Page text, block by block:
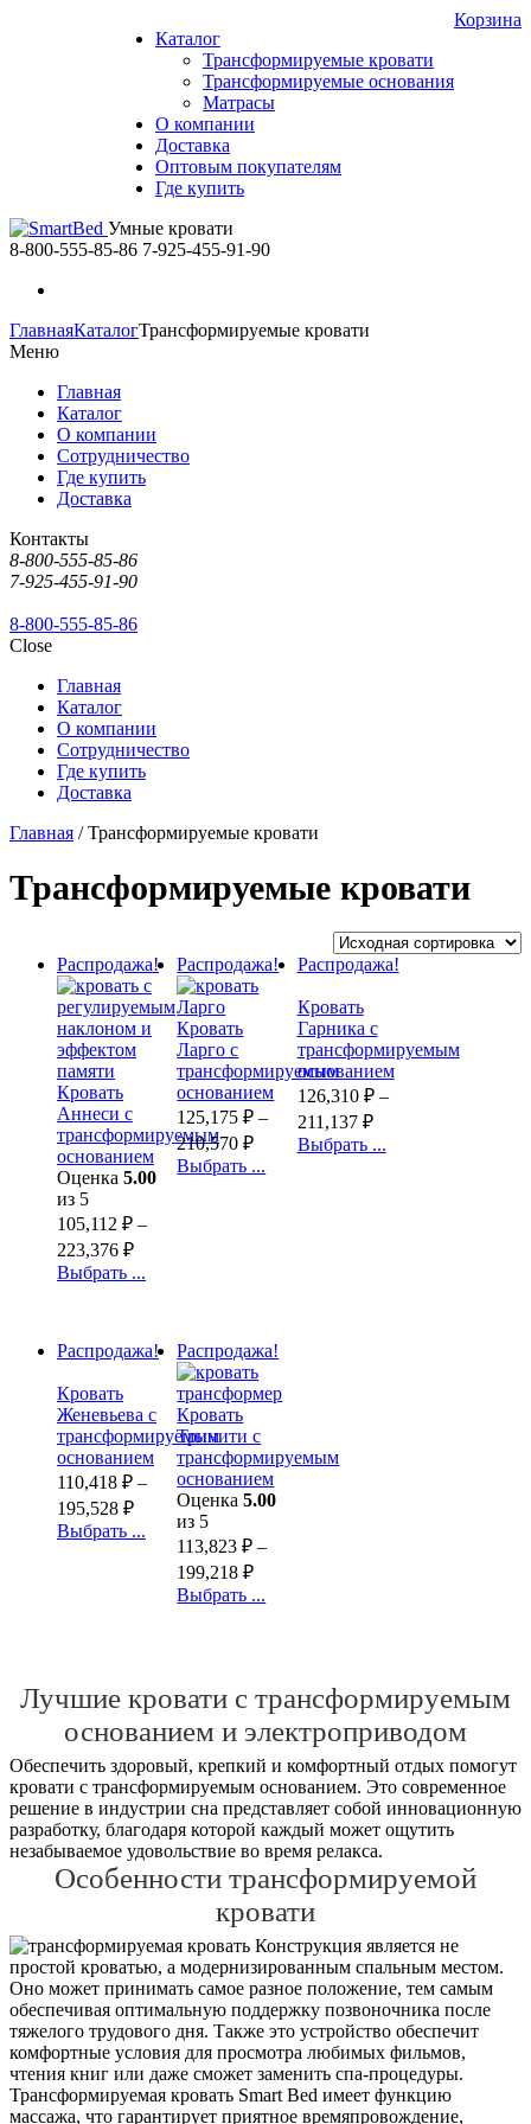
Каталог
Трансформируемые кровати
Трансформируемые основания
Матрасы
О компании
Доставка
Оптовым покупателям
Где купить
Корзина
Умные кровати
8-800-555-85-86 7-925-455-91-90
ГлавнаяКаталогТрансформируемые кровати
Меню
Главная
Каталог
О компании
Сотрудничество
Где купить
Доставка
Контакты
8-800-555-85-86
7-925-455-91-90
8-800-555-85-86
Close
Главная
Каталог
О компании
Сотрудничество
Где купить
Доставка
Главная / Трансформируемые кровати
Трансформируемые кровати
Распродажа!
Кровать
Аннеси с
трансформируемым
основанием
Оценка 5.00
из 5
105,112 ₽ –
223,376 ₽
Выбрать ...
Распродажа!
Кровать
Ларго с
трансформируемым
основанием
125,175₽ –
210,570₽
Выбрать ...
Распродажа!
Кровать
Гарника с
трансформируемым
основанием
126,310 ₽–
211,137 ₽
Выбрать ...
Распродажа!
Кровать
Женевьева с
трансформируемым
основанием
110,418 ₽ –
195,528 ₽
Выбрать ...
Распродажа!
Кровать
Тринити с
трансформируемым
основанием
Оценка5.00
из 5
113,823₽ –
199,218₽
Выбрать ...
Лучшие кровати с трансформируемым
основанием и электроприводом
Обеспечить здоровый, крепкий и комфортный отдых помогут
кровати с трансформируемым основанием. Это современное
решение в индустрии сна представляет собой инновационную
разработку, благодаря которой каждый может ощутить
незабываемое удовольствие во время релакса.
Особенности трансформируемой
кровати
Конструкция является не
простой кроватью, а модернизированным спальным местом.
Оно может принимать самое разное положение, тем самым
обеспечивая оптимальную поддержку позвоночника после
тяжелого трудового дня. Также это устройство обеспечит
комфортные условия для просмотра любимых фильмов,
чтения книг или даже сможет заменить спа-процедуры.
Трансформируемая кровать Smart Bed имеет функцию
массажа, что гарантирует приятное времяпровождение,